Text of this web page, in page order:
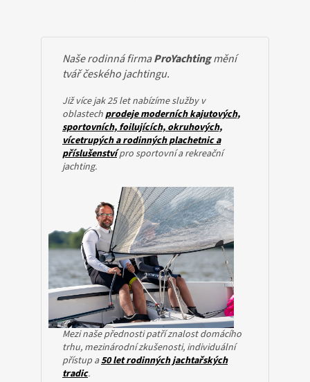
Naše rodinná firmaProYachtingmění
tvář českého jachtingu.
Již více jak 25 let nabízíme služby v
oblastechprodeje moderních kajutových,
sportovních, foilujících, okruhových,
vícetrupých a rodinných plachetnic a
příslušenstvípro sportovní a rekreační
jachting.
Mezi naše přednosti patří znalost domácího
trhu, mezinárodní zkušenosti, individuální
přístup a50 let rodinných jachtařských
tradic.